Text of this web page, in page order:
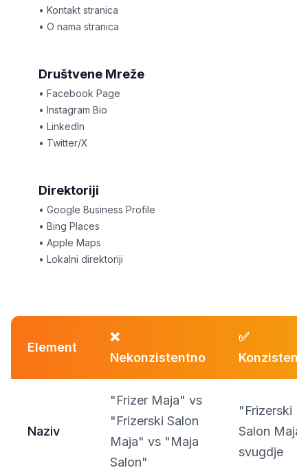
• Kontakt stranica
• O nama stranica
Društvene Mreže
• Facebook Page
• Instagram Bio
• LinkedIn
• Twitter/X
Direktoriji
• Google Business Profile
• Bing Places
• Apple Maps
• Lokalni direktoriji
Element
❌
Nekonzistentno
✅
Naziv
"Frizer Maja" vs
"Frizerski Salon
Maja" vs "Maja
Salon"
"Frizerski
Salon Maja"
svugdje